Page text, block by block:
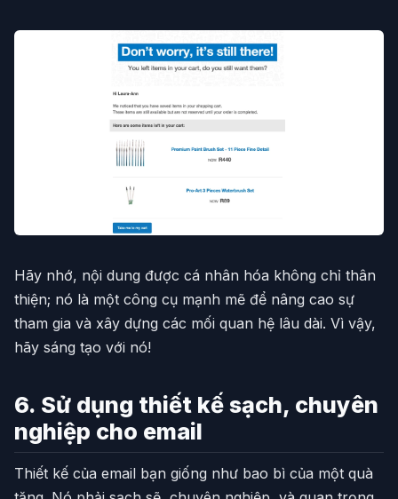
Hãy nhớ, nội dung được cá nhân hóa không chỉ thân
thiện; nó là một công cụ mạnh mẽ để nâng cao sự
tham gia và xây dựng các mối quan hệ lâu dài. Vì vậy,
hãy sáng tạo với nó!
6. Sử dụng thiết kế sạch, chuyên
nghiệp cho email
Thiết kế của email bạn giống như bao bì của một quà